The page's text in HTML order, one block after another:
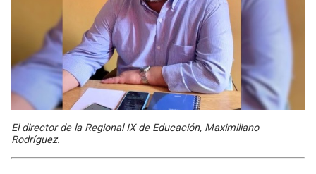
El director de la Regional IX de Educación, Maximiliano
Rodríguez.